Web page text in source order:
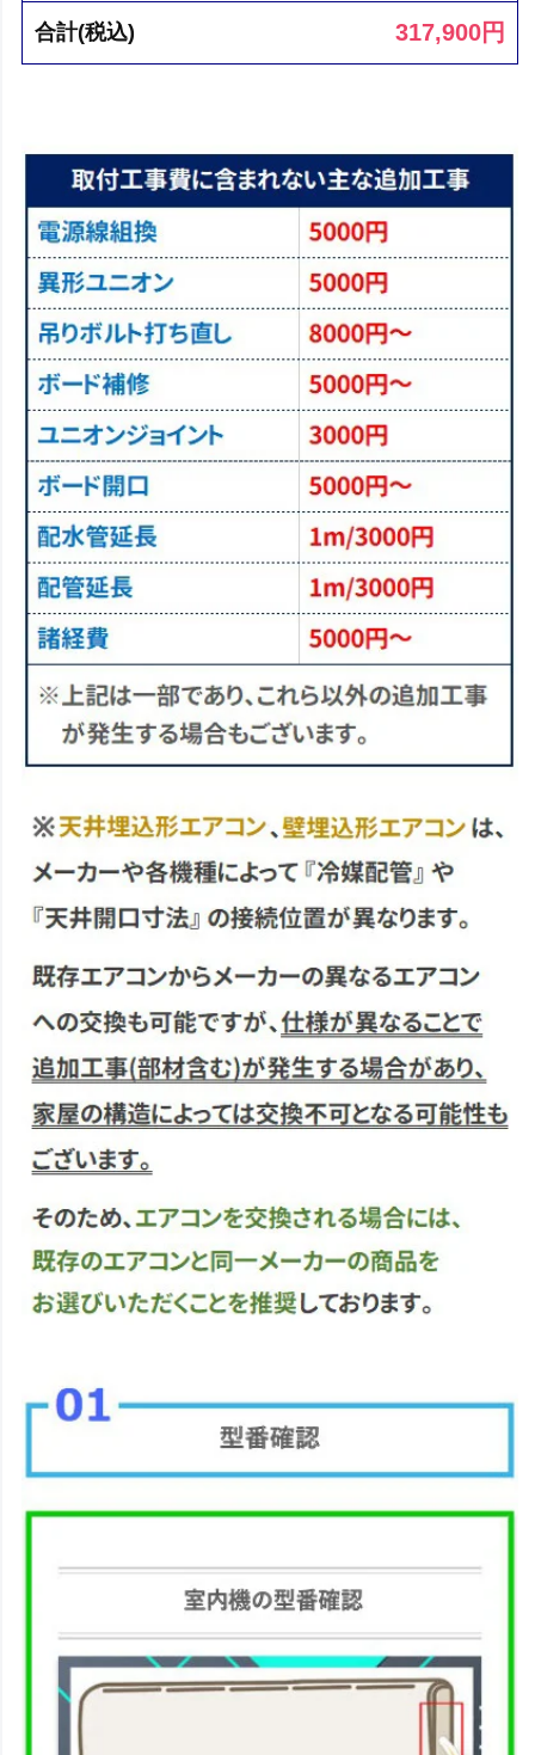
合計(税込) 317,900円